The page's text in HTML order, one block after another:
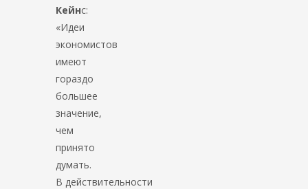
Кейнс:
«Идеи
экономистов
имеют
гораздо
большее
значение,
чем
принято
думать.
В действительности